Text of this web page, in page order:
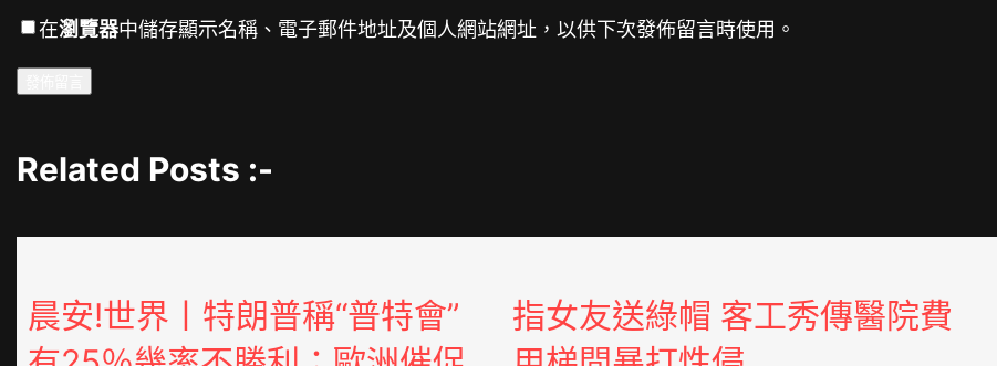
在瀏覽器中儲存顯示名稱、電子郵件地址及個人網站網址，以供下次發佈留言時使用。
Related Posts :-
晨安!世界丨特朗普稱“普特會”
指女友送綠帽 客工秀傳醫院費